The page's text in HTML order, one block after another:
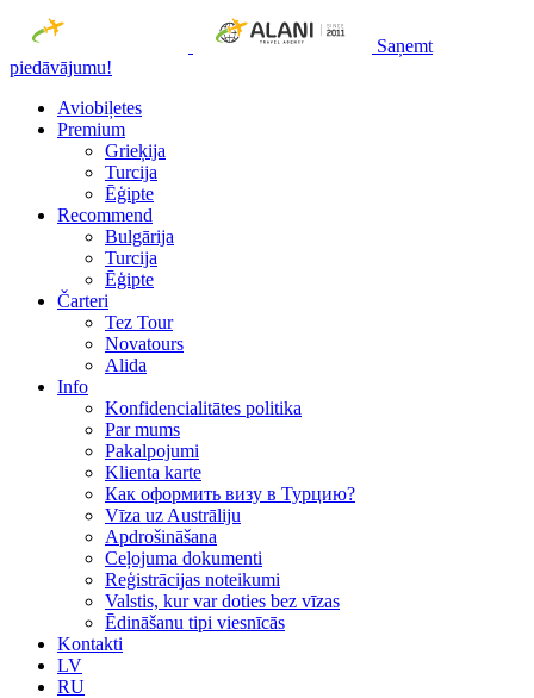
Saņemt
piedāvājumu!
Aviobiļetes
Premium
Grieķija
Turcija
Ēģipte
Recommend
Bulgārija
Turcija
Ēģipte
Čarteri
Tez Tour
Novatours
Alida
Info
Konfidencialitātes politika
Par mums
Рakalpojumi
Klienta karte
Как оформить визу в Турцию?
Vīza uz Austrāliju
Apdrošināšana
Ceļojuma dokumenti
Reģistrācijas noteikumi
Valstis, kur var doties bez vīzas
Ēdināšanu tipi viesnīcās
Kontakti
LV
RU